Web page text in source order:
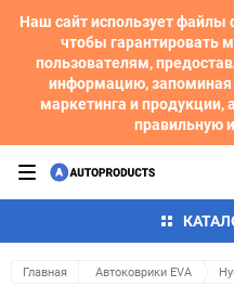
Наш сайт использует файлы
чтобы гарантировать
пользователям,
информацию, запоминая
маркетинга и продукции,
правильную
Главная Автоковрики EVA